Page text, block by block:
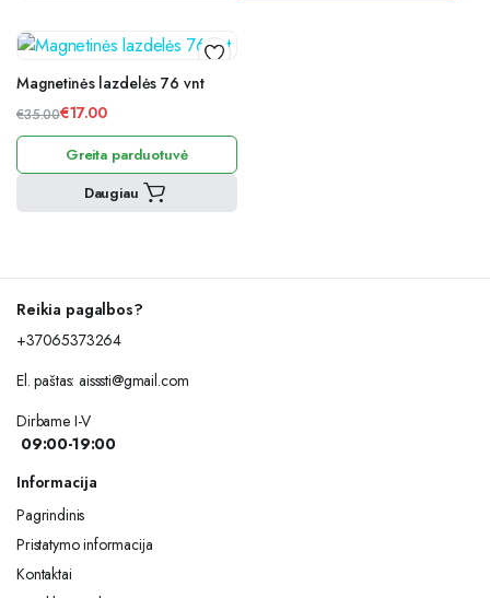
Magnetinės lazdelės 76 vnt
€35.00
Original
was:
€17.00
Current
is:
Greita parduotuvė
Daugiau
Reikia pagalbos?
+37065373264
El. paštas:aisssti@gmail.com
Dirbame I-V
09:00-19:00
Informacija
Pagrindinis
Pristatymo informacija
Kontaktai